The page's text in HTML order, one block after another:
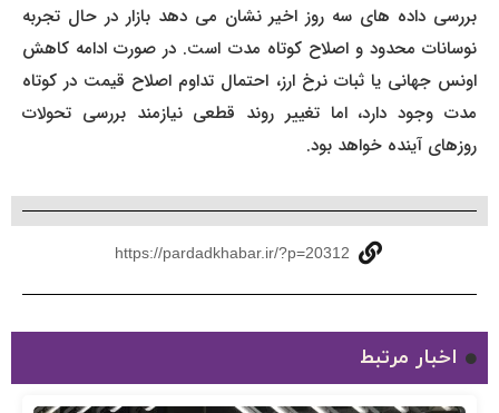
بررسی داده های سه روز اخیر نشان می دهد بازار در حال تجربه
نوسانات محدود و اصلاح کوتاه مدت است. در صورت ادامه کاهش
اونس جهانی یا ثبات نرخ ارز، احتمال تداوم اصلاح قیمت در کوتاه
مدت وجود دارد، اما تغییر روند قطعی نیازمند بررسی تحولات
روزهای آینده خواهد بود.
https://pardadkhabar.ir/?p=20312
اخبار مرتبط